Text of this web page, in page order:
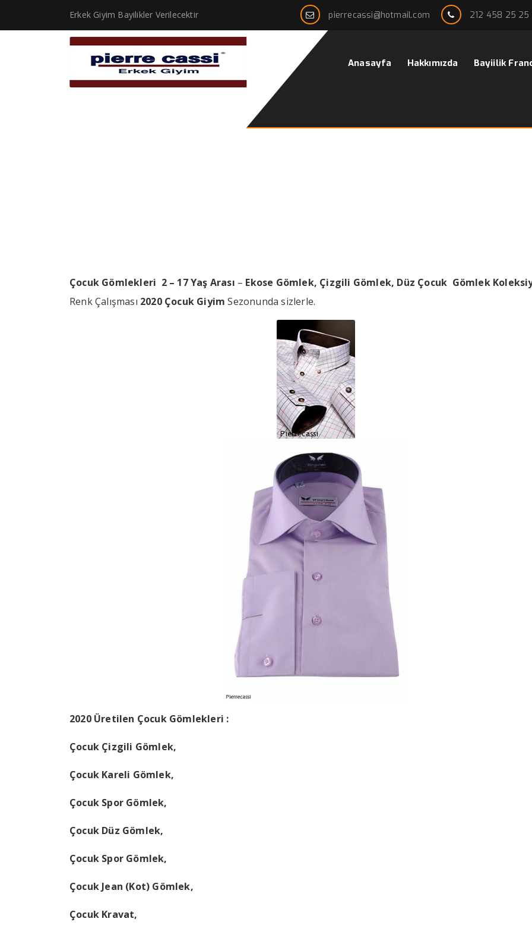
Erkek Giyim Bayilikler Verilecektir pierrecassi@hotmail.com 212 458 25 25
Anasayfa Hakkımızda Bayiilik
Çocuk Gömlekleri 2 – 17 Yaş Arası – Ekose Gömlek, Çizgili Gömlek, Düz Çocuk Gömlek
Renk Çalışması 2020 Çocuk Giyim Sezonunda sizlerle.
2020 Üretilen Çocuk Gömlekleri :
Çocuk Çizgili Gömlek,
Çocuk Kareli Gömlek,
Çocuk Spor Gömlek,
Çocuk Düz Gömlek,
Çocuk Spor Gömlek,
Çocuk Jean (Kot) Gömlek,
Çocuk Kravat,